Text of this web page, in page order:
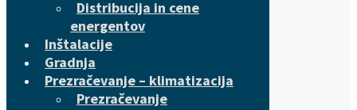
Distribucija in cene
energentov
Inštalacije
Gradnja
Prezračevanje – klimatizacija
Prezračevanje